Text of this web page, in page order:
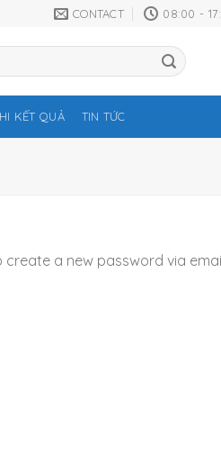
CONTACT 08:00 -
KẾT QUẢ TIN TỨC
create a new password via